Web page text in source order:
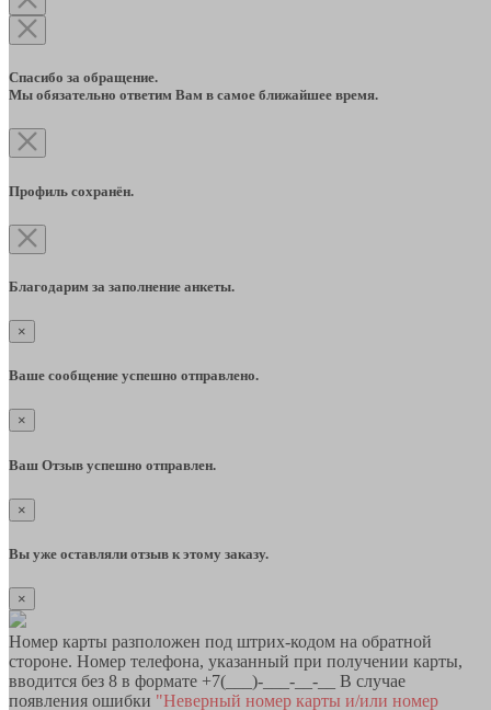
Спасибо за обращение.
Мы обязательно ответим Вам в самое ближайшее время.
Профиль сохранён.
Благодарим за заполнение анкеты.
×
Ваше сообщение успешно отправлено.
×
Ваш Отзыв успешно отправлен.
×
Вы уже оставляли отзыв к этому заказу.
×
Номер карты разположен под штрих-кодом на обратной
стороне. Номер телефона, указанный при получении карты,
вводится без 8 в формате +7(___)-___-__-__ В случае
появления ошибки "Неверный номер карты и/или номер